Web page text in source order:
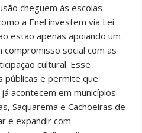
cheguem às escolas
a Enel investem via Lei
estão apenas apoiando um
social com as
cultural. Esse
públicas e permite que
acontecem em municípios
Saquarema e Cachoeiras de
e expandir com